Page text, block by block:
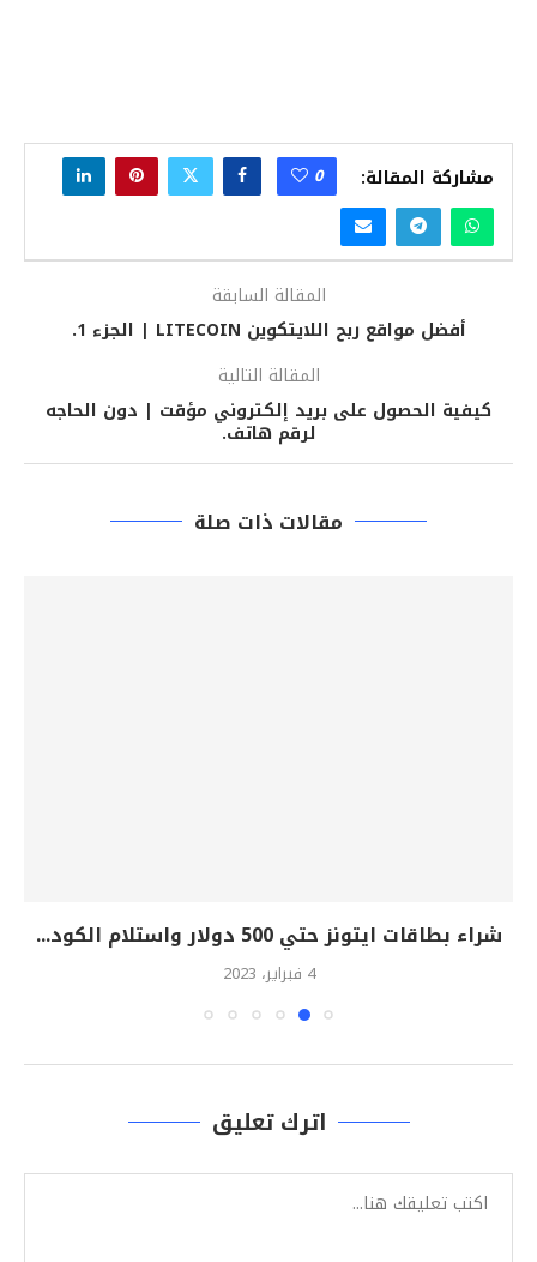
مشاركة المقالة: 0
المقالة السابقة
أفضل مواقع ربح اللايتكوين LITECOIN | الجزء 1.
المقالة التالية
كيفية الحصول على بريد إلكتروني مؤقت | دون الحاجه
لرقم هاتف.
مقالات ذات صلة
شراء بطاقات ايتونز حتي 500 دولار واستلام الكود...
4 فبراير، 2023
اترك تعليق